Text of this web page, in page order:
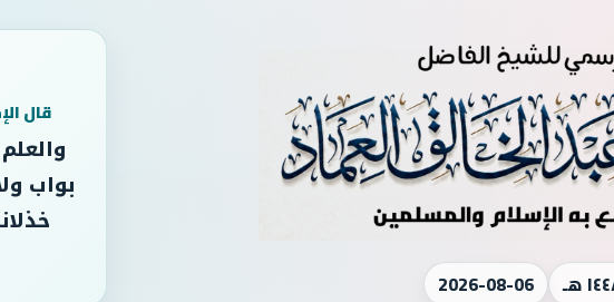
2026-08-06
قال
بواب